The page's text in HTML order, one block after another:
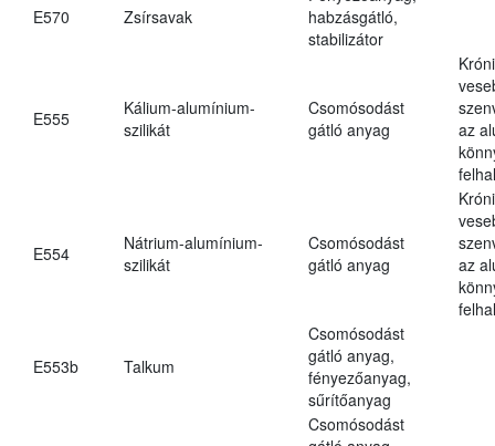
E570 Zsírsavak
habzásgátló,
stabilizátor
E555
Kálium-alumínium-
szilikát
Csomósodást
gátló anyag
az
E554
Nátrium-alumínium-
szilikát
Csomósodást
gátló anyag
az
E553b Talkum
Csomósodást
gátló anyag,
fényezőanyag,
sűrítőanyag
Csomósodást